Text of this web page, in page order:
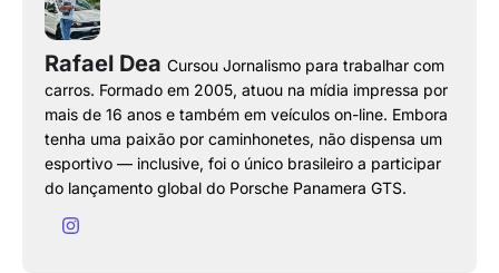
Rafael Dea Cursou Jornalismo para trabalhar com
carros. Formado em 2005, atuou na mídia impressa por
mais de 16 anos e também em veículos on-line. Embora
tenha uma paixão por caminhonetes, não dispensa um
esportivo — inclusive, foi o único brasileiro a participar
do lançamento global do Porsche Panamera GTS.